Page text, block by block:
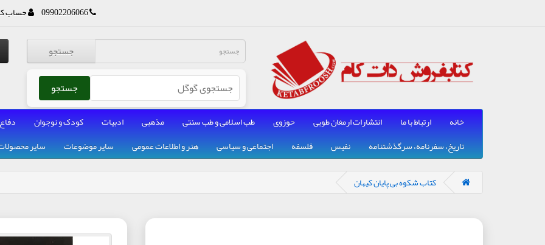
09902206066 حساب
جستجو
جستجو
خانه ارتباط با ما انتشارات ارمغان طوبی حوزوی طب اسلامی و طب سنتی مذهبی ادبیات کودک و نوجوان
تاریخ، سفرنامه، سرگذشتنامه
نفیس فلسفه اجتماعی و سیاسی هنر و اطلاعات عمومی سایر موضوعات سایر
کتاب شکوه بی پایان کیهان